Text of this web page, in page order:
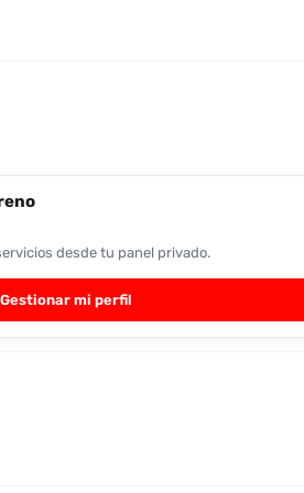
desde tu panel privado.
Gestionar mi perfil